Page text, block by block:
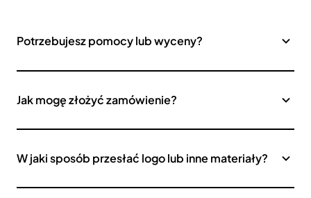
Potrzebujesz pomocy lub wyceny?
Jak mogę złożyć zamówienie?
W jaki sposób przesłać logo lub inne materiały?